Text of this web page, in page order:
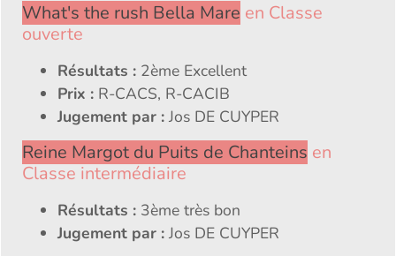
What's the rush Bella Mare en Classe
ouverte
Résultats : 2ème Excellent
Prix : R-CACS, R-CACIB
Jugement par : Jos DE CUYPER
Reine Margot du Puits de Chanteins en
Classe intermédiaire
Résultats : 3ème très bon
Jugement par : Jos DE CUYPER